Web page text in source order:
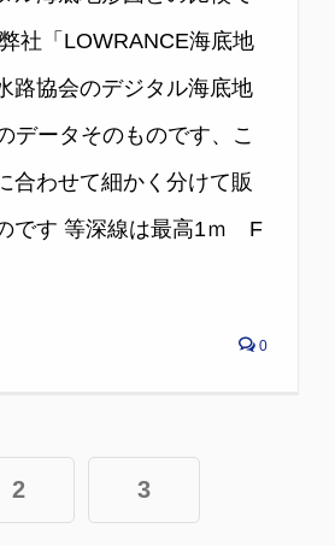
社「LOWRANCE海底地
路協会のデジタル海底地
データそのものです、こ
合わせて細かく分けて販
です 等深線は最高1ｍ F
0
2 3